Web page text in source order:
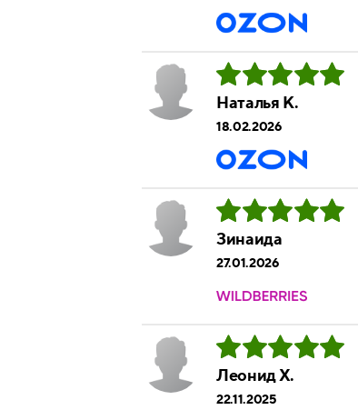
Наталья К.
18.02.2026
Зинаида
27.01.2026
Леонид Х.
22.11.2025